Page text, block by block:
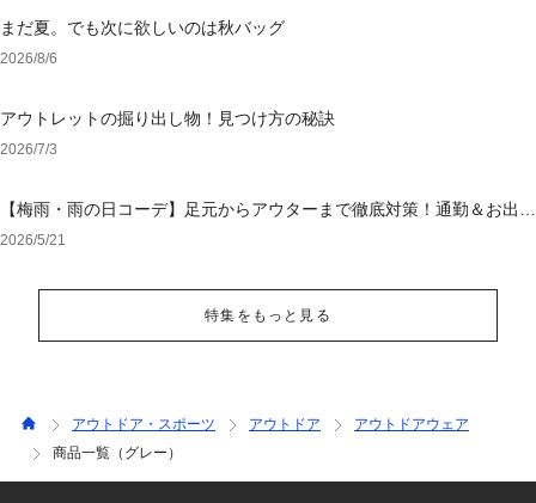
まだ夏。でも次に欲しいのは秋バッグ
2026/8/6
アウトレットの掘り出し物！見つけ方の秘訣
2026/7/3
【梅雨・雨の日コーデ】足元からアウターまで徹底対策！通勤＆お出か
けを乗り切る「大人の撥水・ウォッシャブル」特集
2026/5/21
特集をもっと見る
アウトドア・スポーツ アウトドア
アウトドアウェア
商品一覧（グレー）